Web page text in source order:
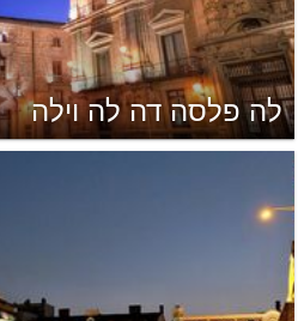
לה פלסה דה לה וילה